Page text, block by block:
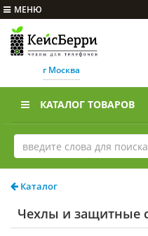
МЕНЮ
г Москва
КАТАЛОГ ТОВАРОВ
Каталог
Чехлы и защитные